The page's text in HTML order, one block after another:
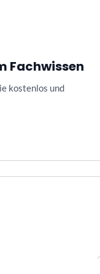
Fachwissen
kostenlos und